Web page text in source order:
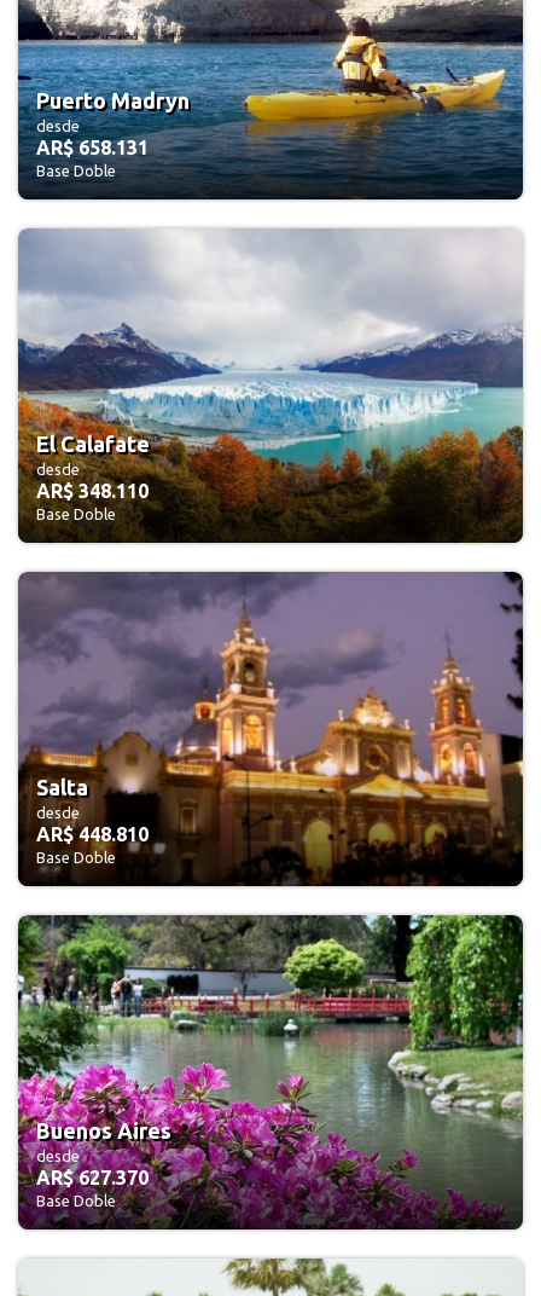
Puerto Madryn
desde
AR$ 658.131
Base Doble
El Calafate
desde
AR$ 348.110
Base Doble
Salta
desde
AR$ 448.810
Base Doble
Buenos Aires
desde
AR$ 627.370
Base Doble